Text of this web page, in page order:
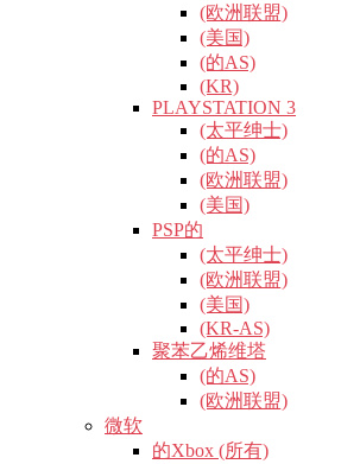
(欧洲联盟)
(美国)
(的AS)
(KR)
PLAYSTATION 3
(太平绅士)
(的AS)
(欧洲联盟)
(美国)
PSP的
(太平绅士)
(欧洲联盟)
(美国)
(KR-AS)
聚苯乙烯维塔
(的AS)
(欧洲联盟)
微软
的Xbox (所有)